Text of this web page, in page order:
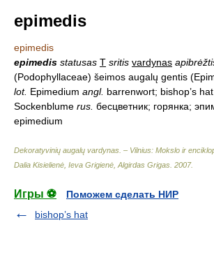
epimedis
epimedis
epimedis statusas T sritis vardynas
(Podophyllaceae) šeimos augalų gentis
lot. Epimedium angl. barrenwort; bishop’s hat
Sockenblume rus. бесцветник; горянка;
epimedium
Dekoratyvinių augalų vardynas. – Vilnius: Mokslo ir
Dalia Kisielienė, Ieva Grigienė, Algirdas Grigas 2007.
Игры ⚽
Поможем сделать НИР
bishop’s hat